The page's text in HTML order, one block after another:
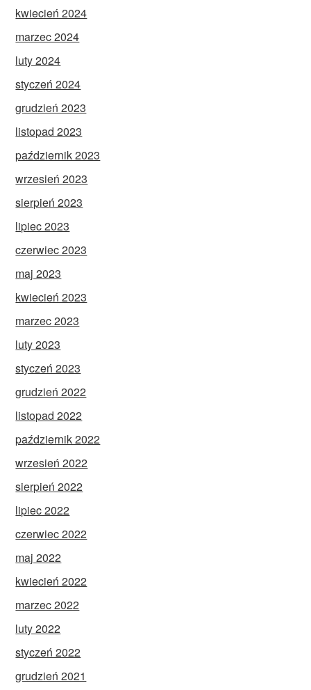
kwiecień 2024
marzec 2024
luty 2024
styczeń 2024
grudzień 2023
listopad 2023
październik 2023
wrzesień 2023
sierpień 2023
lipiec 2023
czerwiec 2023
maj 2023
kwiecień 2023
marzec 2023
luty 2023
styczeń 2023
grudzień 2022
listopad 2022
październik 2022
wrzesień 2022
sierpień 2022
lipiec 2022
czerwiec 2022
maj 2022
kwiecień 2022
marzec 2022
luty 2022
styczeń 2022
grudzień 2021